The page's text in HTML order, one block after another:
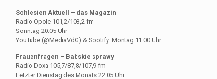
Schlesien Aktuell – das Magazin
Radio Opole 101,2/103,2 fm
Sonntag 20:05 Uhr
YouTube (@MediaVdG) & Spotify: Montag 11:00 Uhr
Frauenfragen – Babskie sprawy
Radio Doxa 105,7/87,8/107,9 fm
Letzter Dienstag des Monats 22:05 Uhr